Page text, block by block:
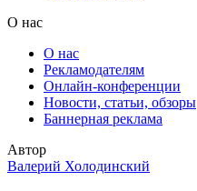
О нас
О нас
Рекламодателям
Онлайн-конференции
Новости, статьи, обзоры
Баннерная реклама
Автор
Валерий Холодинский